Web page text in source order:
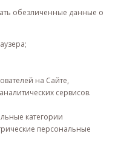
обезличенные данные о
на Сайте,
сервисов.
категории
персональные